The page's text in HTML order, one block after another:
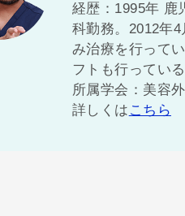
経歴：1995年 鹿
科勤務。2012年
み治療を行って
フトも行っている
所属学会：美容
詳しくは こちら